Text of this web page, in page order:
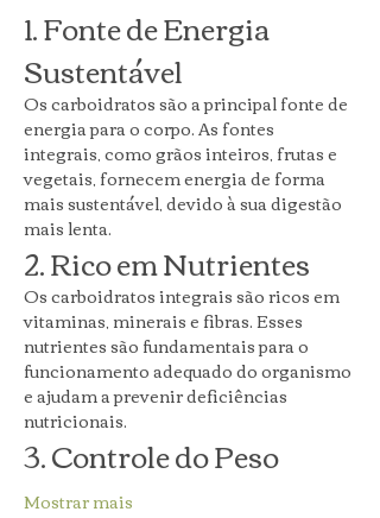
1. Fonte de Energia
Sustentável
Os carboidratos são a principal fonte de
energia para o corpo. As fontes
integrais, como grãos inteiros, frutas e
vegetais, fornecem energia de forma
mais sustentável, devido à sua digestão
mais lenta.
2. Rico em Nutrientes
Os carboidratos integrais são ricos em
vitaminas, minerais e fibras. Esses
nutrientes são fundamentais para o
funcionamento adequado do organismo
e ajudam a prevenir deficiências
nutricionais.
3. Controle do Peso
Mostrar mais